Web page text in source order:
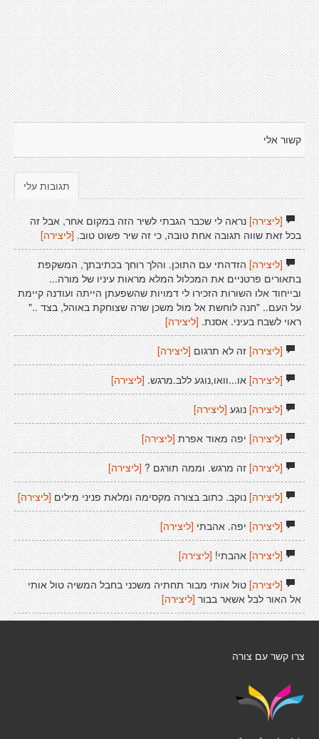
קשור אלי
תגובות עלי
[ליצירה]נראה לי שכבר הגבתי לשיר הזה במקום אחר, אבל זה
בכל זאת שווה תגובה אחת טובה, כי זה שיר פשוט טוב. [ליצירה]
[ליצירה]הזדהתי עם התוכן. והלך רוחך בכתיבתך, המשקפת
בתאורים פרטניים את המכלול המלא מראות עיניו של מורה...
ובייחוד אלו השורות הזכירו לי דמויות שהשפעתן הייתה ועודנה קיימת
על העם.. "חנה לוחשת אל מול משכן שרה שצוחקת באוהל, בצד .."
ראוי לשבח בעיני. אסנת.[ליצירה]
[ליצירה]זה לא תרגום [ליצירה]
[ליצירה]או...וואו,נוגע ללב.מרגש. [ליצירה]
[ליצירה]נוגע [ליצירה]
[ליצירה]יפה מאוד אפרת [ליצירה]
[ליצירה]זה מרגש. וממה תורגם ? [ליצירה]
[ליצירה]נוקב. כתוב בצורה מקסימה ומלאת פניני מילים [ליצירה]
[ליצירה]יפה. אהבתי [ליצירה]
[ליצירה]אהבתי! [ליצירה]
[ליצירה]טול אותי מבור תחתיה משכני בחבל המשיה טול אותי
אל האור לבל אשאר בבור [ליצירה]
צרו קשר עם צורה